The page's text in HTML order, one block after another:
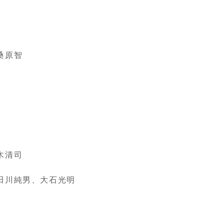
原智
清司
川純男、大石光明